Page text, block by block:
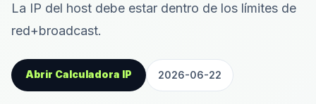
La IP del host debe estar dentro de los límites de
red+broadcast.
Abrir Calculadora IP 2026-06-22